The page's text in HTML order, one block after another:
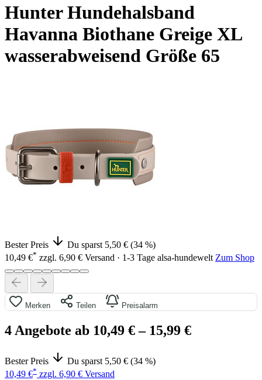
Hunter Hundehalsband
Havanna Biothane Greige XL
wasserabweisend Größe 65
Bester Preis
Du sparst 5,50 € (34 %)
10,49 €* zzgl. 6,90 € Versand · 1-3 Tage alsa-hundewelt Zum Shop
Merken Teilen Preisalarm
4 Angebote ab 10,49 €– 15,99 €
Bester Preis
Du sparst 5,50 € (34 %)
10,49 €* zzgl. 6,90 € Versand